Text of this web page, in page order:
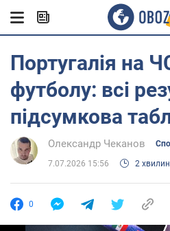
Португалія на
футболу: всі
підсумкова
Олександр Чеканов
7.07.2026 15:56 2
0